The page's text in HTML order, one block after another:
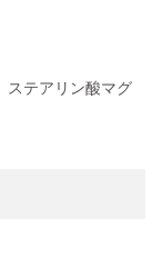
ステアリン酸マグ